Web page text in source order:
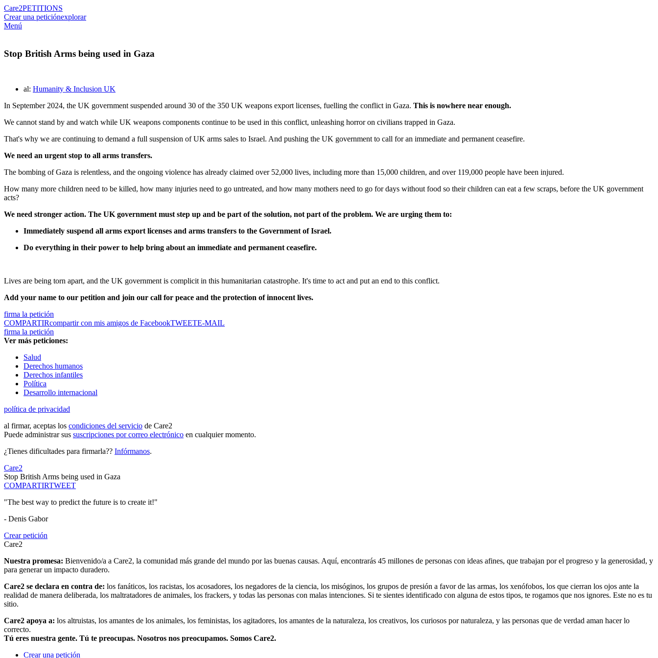
Care2PETITIONS
Crear una peticiónexplorar
Menú
Stop British Arms being used in Gaza
al: Humanity & Inclusion UK
In September 2024, the UK government suspended around 30 of the 350 UK weapons export licenses, fuelling the conflict in Gaza. This is nowhere near enough.
We cannot stand by and watch while UK weapons components continue to be used in this conflict, unleashing horror on civilians trapped in Gaza.
That's why we are continuing to demand a full suspension of UK arms sales to Israel. And pushing the UK government to call for an immediate and permanent ceasefire.
We need an urgent stop to all arms transfers.
The bombing of Gaza is relentless, and the ongoing violence has already claimed over 52,000 lives, including more than 15,000 children, and over 119,000 people have been injured.
How many more children need to be killed, how many injuries need to go untreated, and how many mothers need to go for days without food so their children can eat a few scraps, before the UK government
acts?
We need stronger action. The UK government must step up and be part of the solution, not part of the problem. We are urging them to:
Immediately suspend all arms export licenses and arms transfers to the Government of Israel.
Do everything in their power to help bring about an immediate and permanent ceasefire.
Lives are being torn apart, and the UK government is complicit in this humanitarian catastrophe. It's time to act and put an end to this conflict.
Add your name to our petition and join our call for peace and the protection of innocent lives.
firma la petición
COMPARTIRcompartir con mis amigos de FacebookTWEETE-MAIL
firma la petición
Ver más peticiones:
Salud
Derechos humanos
Derechos infantiles
Política
Desarrollo internacional
política de privacidad
al firmar, aceptas los condiciones del servicio de Care2
Puede administrar sus suscripciones por correo electrónico en cualquier momento.
¿Tienes dificultades para firmarla?? Infórmanos.
Care2
Stop British Arms being used in Gaza
COMPARTIRTWEET
"The best way to predict the future is to create it!"
- Denis Gabor
Crear petición
Care2
Nuestra promesa: Bienvenido/a a Care2, la comunidad más grande del mundo por las buenas causas. Aquí, encontrarás 45 millones de personas con ideas afines, que trabajan por el progreso y la generosidad, y
para generar un impacto duradero.
Care2 se declara en contra de: los fanáticos, los racistas, los acosadores, los negadores de la ciencia, los misóginos, los grupos de presión a favor de las armas, los xenófobos, los que cierran los ojos ante la
realidad de manera deliberada, los maltratadores de animales, los frackers, y todas las personas con malas intenciones. Si te sientes identificado con alguna de estos tipos, te rogamos que nos ignores. Este no es tu
sitio.
Care2 apoya a: los altruistas, los amantes de los animales, los feministas, los agitadores, los amantes de la naturaleza, los creativos, los curiosos por naturaleza, y las personas que de verdad aman hacer lo
correcto.
Tú eres nuestra gente. Tú te preocupas. Nosotros nos preocupamos. Somos Care2.
Crear una petición